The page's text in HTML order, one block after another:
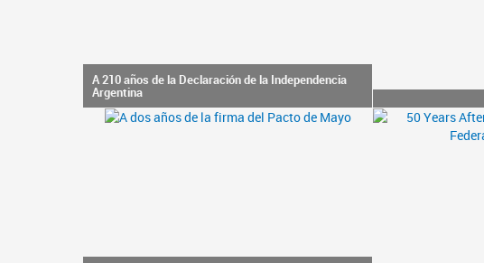
A 210 años de la Declaración de la Independencia
Argentina